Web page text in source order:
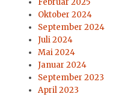
Februar 2025
Oktober 2024
September 2024
Juli 2024
Mai 2024
Januar 2024
September 2023
April 2023